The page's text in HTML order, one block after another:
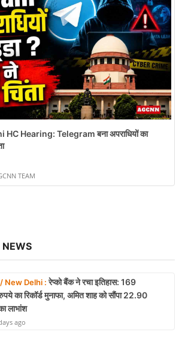
NEWS
New Delhi :रेप्को बैंक ने रचा इतिहास: 169
का रिकॉर्ड मुनाफा, अमित शाह को सौंपा 22.90
लाभांश
ago
HC Hearing: Telegram बना अपराधियों का
TEAM